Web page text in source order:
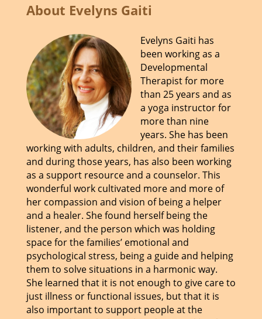
About Evelyns Gaiti
Evelyns Gaiti has
been working as a
Developmental
Therapist for more
than 25 years and as
a yoga instructor for
more than nine
years. She has been
working with adults, children, and their families
and during those years, has also been working
as a support resource and a counselor. This
wonderful work cultivated more and more of
her compassion and vision of being a helper
and a healer. She found herself being the
listener, and the person which was holding
space for the families’ emotional and
psychological stress, being a guide and helping
them to solve situations in a harmonic way.
She learned that it is not enough to give care to
just illness or functional issues, but that it is
also important to support people at the